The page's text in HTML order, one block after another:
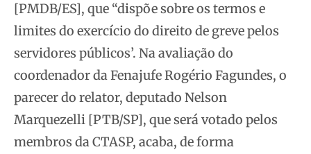
[PMDB/ES], que “dispõe sobre os termos e
limites do exercício do direito de greve pelos
servidores públicos’. Na avaliação do
coordenador da Fenajufe Rogério Fagundes, o
parecer do relator, deputado Nelson
Marquezelli [PTB/SP], que será votado pelos
membros da CTASP, acaba, de forma